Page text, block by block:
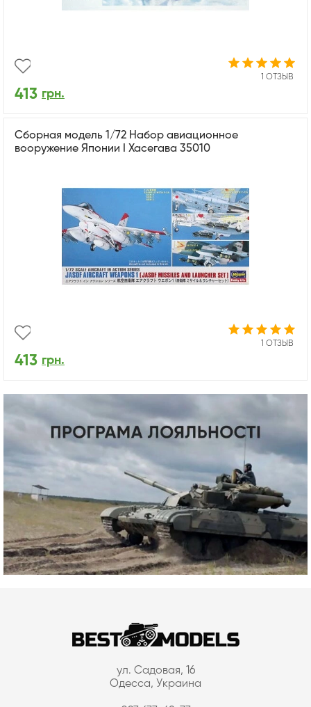
1 ОТЗЫВ
413 грн.
Сборная модель 1/72 Набор авиационное
вооружение Японии I Хасегава 35010
1 ОТЗЫВ
413 грн.
ул. Садовая, 16
Одесса, Украина